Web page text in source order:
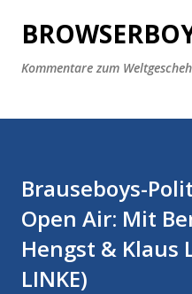
Direkt zum
Kommentare zum
Brauseboys-
Open Air: Mit
Hengst & Klaus
LINKE)